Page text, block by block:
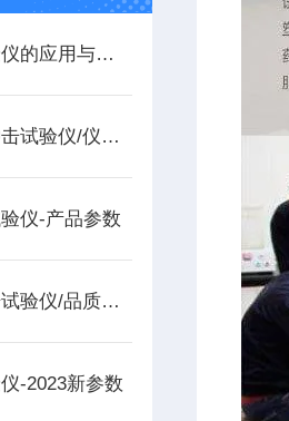
薄膜摆锤冲击试验仪的应用与测试原理
玻璃酒瓶抗摆锤冲击试验仪/仪器文献
仪-产品参数
复合膜抗摆锤冲击试验仪/品质可靠
-2023新参数